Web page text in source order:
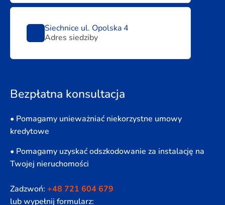
Siechnice ul. Opolska 4
Adres siedziby
Bezpłatna konsultacja
• Pomagamy unieważniać niekorzystne umowy
kredytowe
• Pomagamy uzyskać odszkodowanie za instalację na
Twojej nieruchomości
Zadzwoń: +48 721 604 679
lub wypełnij formularz: